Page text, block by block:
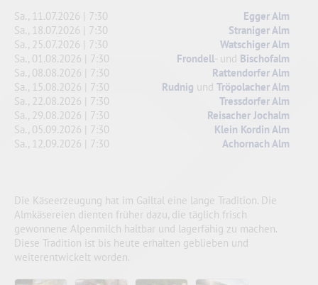
Sa., 11.07.2026 | 7:30
Egger Alm
Sa., 18.07.2026 | 7:30
Straniger Alm
Sa., 25.07.2026 | 7:30
Watschiger Alm
Sa., 01.08.2026 | 7:30
Frondell- und Bischofalm
Sa., 08.08.2026 | 7:30
Rattendorfer Alm
Sa., 15.08.2026 | 7:30
Rudnig und Tröpolacher Alm
Sa., 22.08.2026 | 7:30
Tressdorfer Alm
Sa., 29.08.2026 | 7:30
Reisacher Jochalm
Sa., 05.09.2026 | 7:30
Klein Kordin Alm
Sa., 12.09.2026 | 7:30
Achornach Alm
Die Käseerzeugung hat im Gailtal eine lange Tradition. Die
Almkäsereien dienten früher dazu, die täglich frisch
gewonnene Alpenmilch haltbar und lagerfähig zu machen.
Diese Tradition ist bis heute erhalten geblieben und
weiterentwickelt worden.